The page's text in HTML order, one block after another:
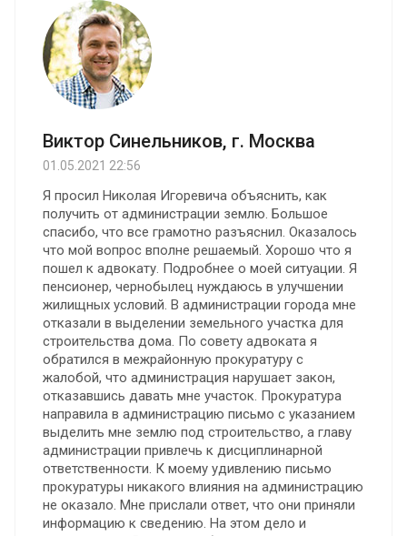
Виктор Синельников, г. Москва
01.05.2021 22:56
Я просил Николая Игоревича объяснить, как
получить от администрации землю. Большое
спасибо, что все грамотно разъяснил. Оказалось
что мой вопрос вполне решаемый. Хорошо что я
пошел к адвокату. Подробнее о моей ситуации. Я
пенсионер, чернобылец нуждаюсь в улучшении
жилищных условий. В администрации города мне
отказали в выделении земельного участка для
строительства дома. По совету адвоката я
обратился в межрайонную прокуратуру с
жалобой, что администрация нарушает закон,
отказавшись давать мне участок. Прокуратура
направила в администрацию письмо с указанием
выделить мне землю под строительство, а главу
администрации привлечь к дисциплинарной
ответственности. К моему удивлению письмо
прокуратуры никакого влияния на администрацию
не оказало. Мне прислали ответ, что они приняли
информацию к сведению. На этом дело и